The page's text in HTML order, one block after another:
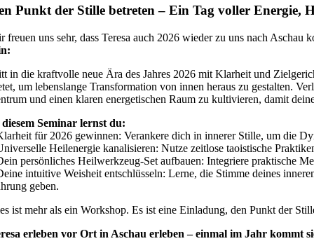
Punkt der Stille betreten – Ein Tag voller Energie,
freuen uns sehr, dass Teresa auch 2026 wieder zu uns nach
in die kraftvolle neue Ära des Jahres 2026 mit Klarheit und
um lebenslange Transformation von innen heraus zu gestalten.
und einen klaren energetischen Raum zu kultivieren, damit
Seminar lernst du:
für 2026 gewinnen: Verankere dich in innerer Stille, um die
Heilenergie kanalisieren: Nutze zeitlose taoistische
persönliches Heilwerkzeug-Set aufbauen: Integriere praktische
intuitive Weisheit entschlüsseln: Lerne, die Stimme deines
geben.
ist mehr als ein Workshop. Es ist eine Einladung, den Punkt der
erleben vor Ort in Aschau erleben – einmal im Jahr kommt